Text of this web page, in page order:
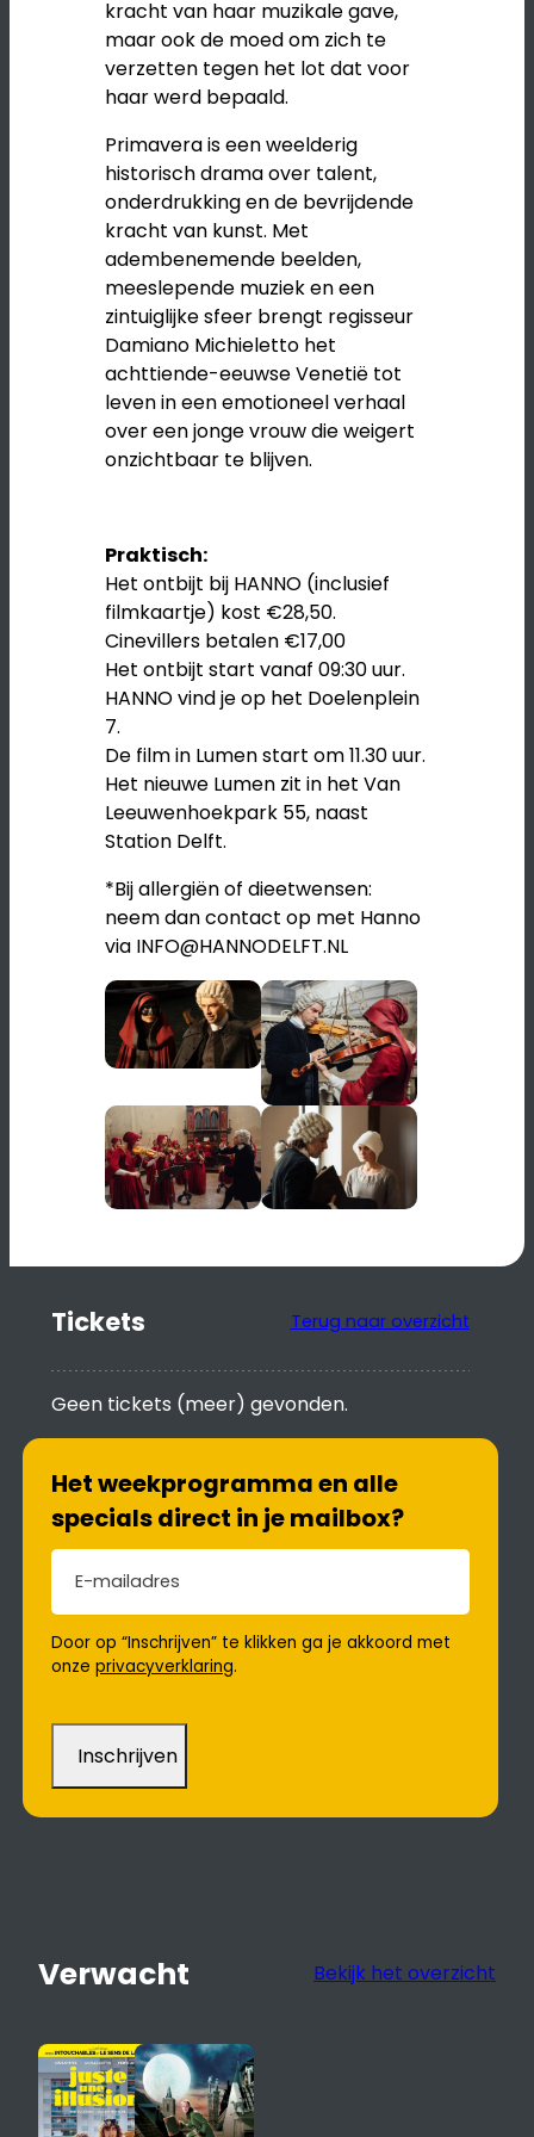
kracht van haar muzikale gave,
maar ook de moed om zich te
verzetten tegen het lot dat voor
haar werd bepaald.
Primaverais een weelderig
historisch drama over talent,
onderdrukking en de bevrijdende
kracht van kunst. Met
adembenemende beelden,
meeslepende muziek en een
zintuiglijke sfeer brengt regisseur
Damiano Michieletto het
achttiende-eeuwse Venetië tot
leven in een emotioneel verhaal
over een jonge vrouw die weigert
onzichtbaar te blijven.
Praktisch:
Het ontbijt bij HANNO (inclusief
filmkaartje) kost €28,50.
Cinevillers betalen €17,00
Het ontbijt start vanaf 09:30 uur.
HANNO vind je op het Doelenplein
7.
De film in Lumen start om 11.30 uur.
Het nieuwe Lumen zit in het Van
Leeuwenhoekpark 55, naast
Station Delft.
*Bij allergiën of dieetwensen:
neem dan contact op met Hanno
via INFO@HANNODELFT.NL
Tickets Terug naar overzicht
Geen tickets (meer) gevonden.
Het weekprogramma en alle
specials direct in je mailbox?
E-mailadres
Door op “Inschrijven” te klikken ga je akkoord met
onzeprivacyverklaring.
Verwacht Bekijk het overzicht